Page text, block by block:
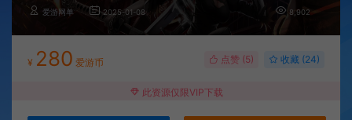
爱游网单 2025-01-08 8,902
¥ 280 爱游币 点赞 (5) 收藏 (24)
此资源仅限VIP下载